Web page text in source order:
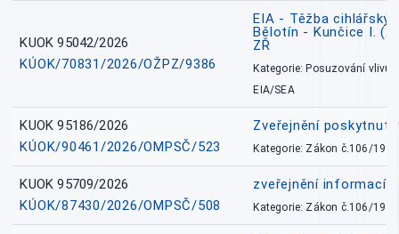
KUOK 95042/2026
KÚOK/70831/2026/OŽPZ/9386
EIA - Těžba
Bělotín - Kunčice I.
ZŘ
Kategorie: Posuzování vlivů
EIA/SEA
KUOK 95186/2026
KÚOK/90461/2026/OMPSČ/523
Zveřejnění
Kategorie: Zákon č.106/1999
KUOK 95709/2026
KÚOK/87430/2026/OMPSČ/508
zveřejnění informací
Kategorie: Zákon č.106/1999